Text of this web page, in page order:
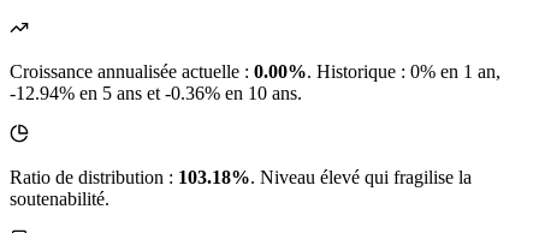
Croissance annualisée actuelle : 0.00%. Historique : 0% en 1 an,
-12.94% en 5 ans et -0.36% en 10 ans.
Ratio de distribution : 103.18%. Niveau élevé qui fragilise la
soutenabilité.